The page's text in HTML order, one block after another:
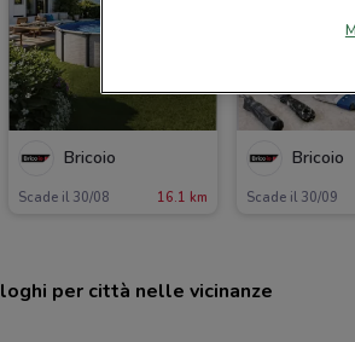
Bricoio
Scade il 30/08 16.1 km
Bricoio
Scade il 30/09
per città nelle vicinanze